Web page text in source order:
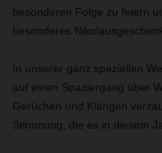
besonderen Folge zu feiern
besonderes
In unserer ganz speziellen
auf einen Spaziergang über
Gerüchen und Klängen
Stimmung, die es in diesem